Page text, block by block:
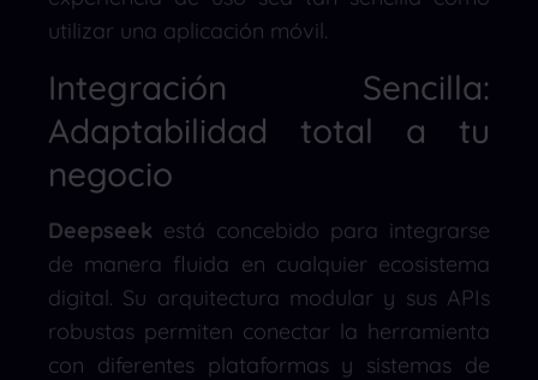
utilizar una aplicación móvil.
Integración Sencilla:
Adaptabilidad total a tu
negocio
Deepseek está concebido para integrarse
de manera fluida en cualquier ecosistema
digital. Su arquitectura modular y sus APIs
robustas permiten conectar la herramienta
con diferentes plataformas y sistemas de